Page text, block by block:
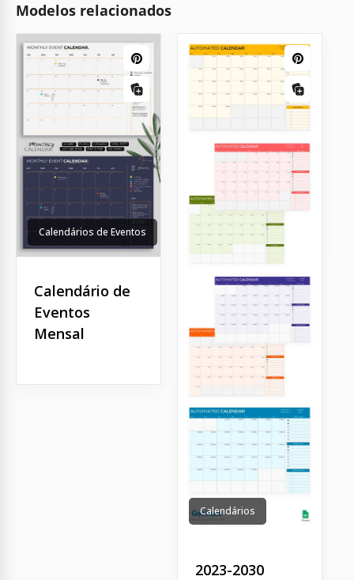
Modelos relacionados
Calendários de Eventos
Calendário de
Eventos
Mensal
Calendários
2023-2030